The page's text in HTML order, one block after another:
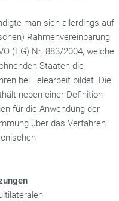
man sich allerdings auf
Rahmenvereinbarung
(EG) Nr. 883/2004, welche
Staaten die
bei Telearbeit bildet. Die
neben einer Definition
für die Anwendung der
über das Verfahren